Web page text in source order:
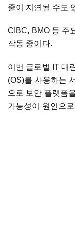
줄이 지연될 수도
CIBC, BMO 등 주
작동 중이다.
이번 글로벌 IT 대
(OS)를 사용하는
으로 보안 플랫폼
가능성이 원인으